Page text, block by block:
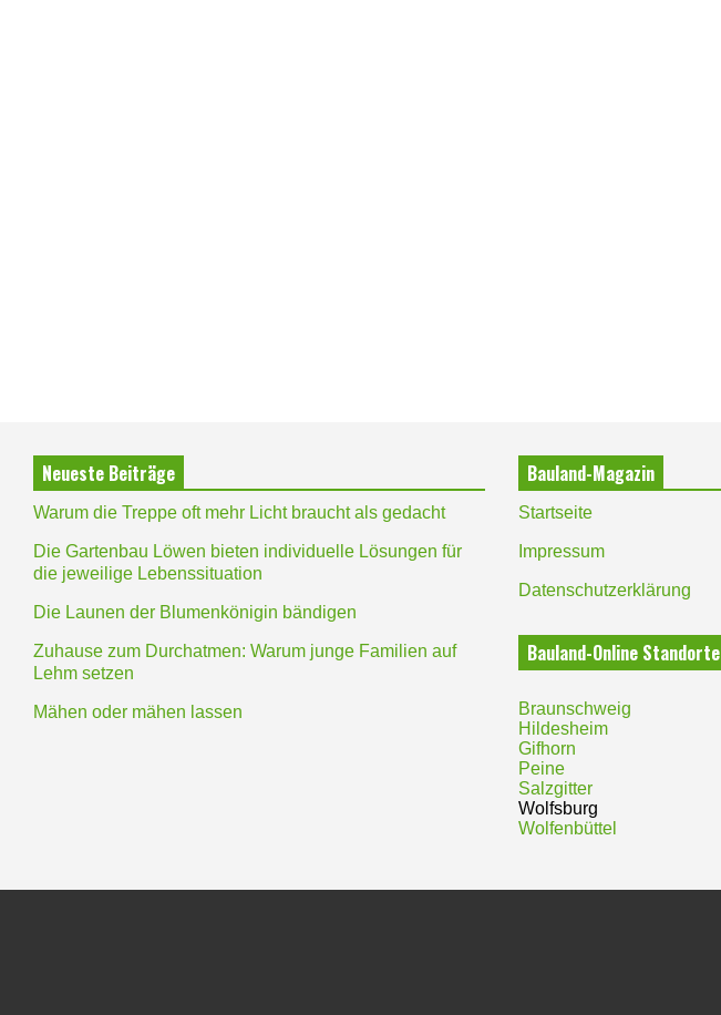
Neueste Beiträge
Warum die Treppe oft mehr Licht braucht als gedacht
Die Gartenbau Löwen bieten individuelle Lösungen für
die jeweilige Lebenssituation
Die Launen der Blumenkönigin bändigen
Zuhause zum Durchatmen: Warum junge Familien auf
Lehm setzen
Mähen oder mähen lassen
Bauland-Magazin
Startseite
Impressum
Datenschutzerklärung
Bauland-Online Standorte
Braunschweig
Hildesheim
Gifhorn
Peine
Salzgitter
Wolfsburg
Wolfenbüttel